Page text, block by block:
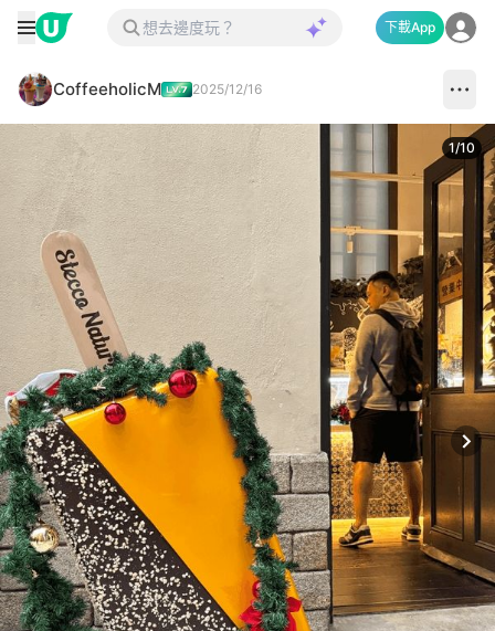
下載App
CoffeeholicM 2025/12/16
1/10